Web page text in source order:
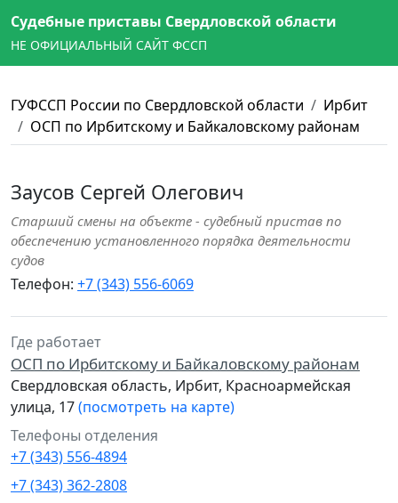
Судебные приставы Свердловской области
НЕ ОФИЦИАЛЬНЫЙ САЙТ ФССП
ГУФССП России по Свердловской области
Ирбит
ОСП по Ирбитскому и Байкаловскому районам
Заусов Сергей Олегович
Старший смены на объекте - судебный пристав по
обеспечению установленного порядка деятельности
судов
Телефон: +7 (343) 556-6069
Где работает
ОСП по Ирбитскому и Байкаловскому районам
Свердловская область, Ирбит, Красноармейская
улица, 17(посмотреть на карте)
Телефоны отделения
+7 (343) 556-4894
+7 (343) 362-2808